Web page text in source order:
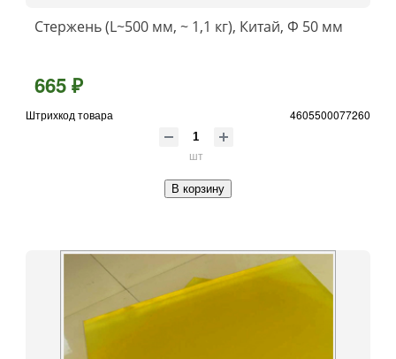
Стержень (L~500 мм, ~ 1,1 кг), Китай, Ф 50 мм
665 ₽
Штрихкод товара 4605500077260
шт
В корзину